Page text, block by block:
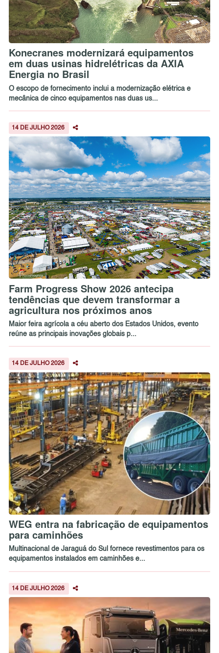
Konecranes modernizará equipamentos
em duas usinas hidrelétricas da AXIA
Energia no Brasil
O escopo de fornecimento inclui a modernização elétrica e
mecânica de cinco equipamentos nas duas us...
14 DE JULHO 2026
Farm Progress Show 2026 antecipa
tendências que devem transformar a
agricultura nos próximos anos
Maior feira agrícola a céu aberto dos Estados Unidos, evento
reúne as principais inovações globais p...
14 DE JULHO 2026
WEG entra na fabricação de equipamentos
para caminhões
Multinacional de Jaraguá do Sul fornece revestimentos para os
equipamentos instalados em caminhões e...
14 DE JULHO 2026